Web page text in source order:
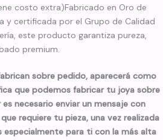
costo extra)Fabricado en Oro de
y certificada por el Grupo de Calidad
este producto garantiza pureza,
premium.
sobre pedido, aparecerá como
que podemos fabricar tu joya sobre
necesario enviar un mensaje con
requiere tu pieza, una vez realizada
especialmente para ti con la más alta